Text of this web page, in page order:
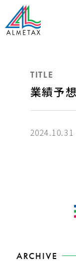
TITLE
業績予
2024.10.31
ARCHIVE